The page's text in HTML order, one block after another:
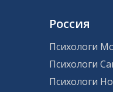
Россия
Психологи
Психологи
Психологи